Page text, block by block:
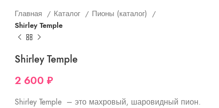
Главная Каталог
Пионы (каталог)
Shirley Temple
Shirley Temple
2 600 ₽
Shirley Temple – это махровый, шаровидный пион.